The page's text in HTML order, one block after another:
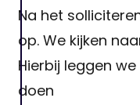
Na het
op. We kijken
Hierbij leggen
doen